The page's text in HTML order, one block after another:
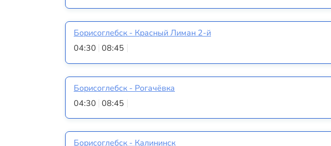
Борисоглебск - Красный Лиман 2-й
04:30 08:45
Борисоглебск - Рогачёвка
04:30 08:45
Борисоглебск - Калининск